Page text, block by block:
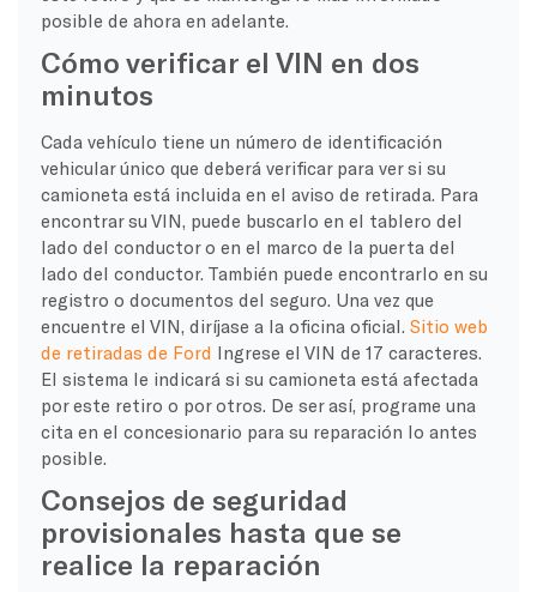
posible de ahora en adelante.
Cómo verificar el VIN en dos
minutos
Cada vehículo tiene un número de identificación
vehicular único que deberá verificar para ver si su
camioneta está incluida en el aviso de retirada. Para
encontrar su VIN, puede buscarlo en el tablero del
lado del conductor o en el marco de la puerta del
lado del conductor. También puede encontrarlo en su
registro o documentos del seguro. Una vez que
encuentre el VIN, diríjase a la oficina oficial. Sitio web
de retiradas de Ford Ingrese el VIN de 17 caracteres.
El sistema le indicará si su camioneta está afectada
por este retiro o por otros. De ser así, programe una
cita en el concesionario para su reparación lo antes
posible.
Consejos de seguridad
provisionales hasta que se
realice la reparación